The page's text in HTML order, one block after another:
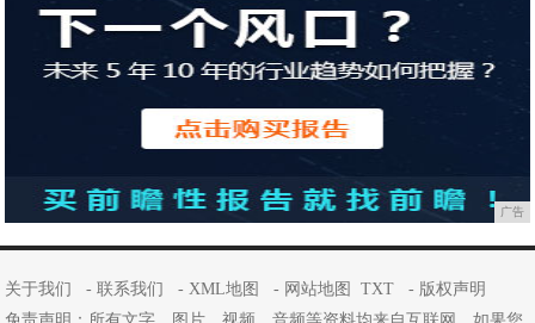
广告
关于我们 -联系我们 -XML地图 - 网站地图 TXT - 版权声明